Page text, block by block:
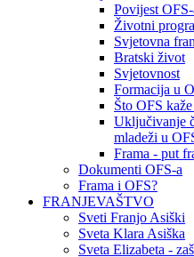
Povijest OFS-
Životni
Svjetovna
Bratski život
Svjetovnost
Formacija u
Što OFS
Uključivanje
mladeži u
Frama - put
Dokumenti OFS-a
Frama i OFS?
FRANJEVAŠTVO
Sveti Franjo Asiški
Sveta Klara Asiška
Sveta Elizabeta -